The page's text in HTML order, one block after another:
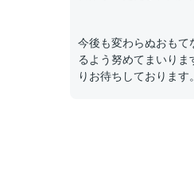
今後も変わらぬおもて
るよう努めてまいりま
りお待ちしております